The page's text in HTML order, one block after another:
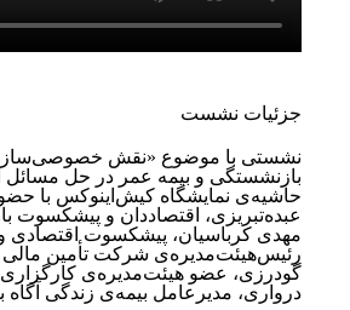
جزئیات نشست
نشستی با موضوع «نقش
بازنشستگی و بیمه عمر در حل مسائل
حاشیه‌ی نمایشگاه کیش‌اینوکس با
عبده‌تبریزی، اقتصاددان و پیشکسوت
مهدی کرباسیان، پیشکسوت اقتصادی
رئیس‌هیئت‌مدیره‌ی شرکت تأمین مالی
گودرزی، عضو هیئت‌مدیره‌ی کارگزاری
درواری، مدیرعامل بیمه‌ی زندگی آگاه